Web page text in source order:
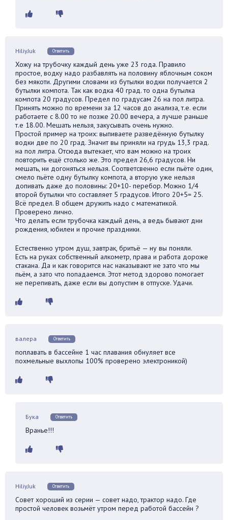
HiliyJuk Ответить
Хожу на трубочку каждый день уже 23 года. Правило
простое, водку надо разбавлять на половину яблочным соком
без мякоти. Другими словами из бутылки водки получается 2
бутылки компота. Так как водка 40 град. то одна бутылка
компота 20 градусов. Предел по градусам 26 на пол литра.
Принять можно по времени за 12 часов до анализа, т.е. если
работаете с 8.00 то не позже 20.00 вечера, а лучше раньше
т.е 18.00. Мешать нельзя, закусывать очень нужно.
Простой пример на троих: выпиваете разведённую бутылку
водки две по 20 град. Значит вы приняли на грудь 13,3 град.
на пол литра. Отсюда вытекает, что вам можно на троих
повторить ещё столько же. Это предел 26,6 градусов. Ни
мешать, ни догоняться нельзя. Соответсвенно если пьёте один,
смело пьёте одну бутылку компота, а вторую уже нельзя
допивать даже до половины: 20+10- перебор. Можно 1/4
второй бутылки что составляет 5 градусов. Итого 20+5= 25.
Всё предел. В общем дружить надо с математикой.
Проверено лично.
Что делать если трубочка каждый день, а ведь бывают дни
рождения, юбилеи и прочие праздники.
Естественно утром душ, завтрак, бритьё — ну вы поняли.
Есть на руках собственный алкометр, права и работа дороже
стакана. Да и как говорится нас наказывают не зато что мы
пьём, а зато что попадаемся. Этот метод здорово помогает
не перепивать, даже если вы допустим в отпуске. Удачи.
валера Ответить
поплавать в бассейне 1 час плавания обнуляет все
похмельные выхлопы 100% проверено электроникой)
Бука Ответить
Вранье!!!
HiliyJuk Ответить
Совет хороший из серии — совет надо, трактор надо. Где
простой человек возьмёт утром перед работой бассейн ?